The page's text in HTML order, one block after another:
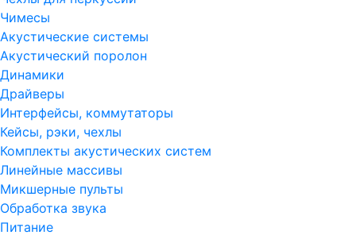
Чимесы
Акустические системы
Акустический поролон
Динамики
Драйверы
Интерфейсы, коммутаторы
Кейсы, рэки, чехлы
Комплекты акустических систем
Линейные массивы
Микшерные пульты
Обработка звука
Питание